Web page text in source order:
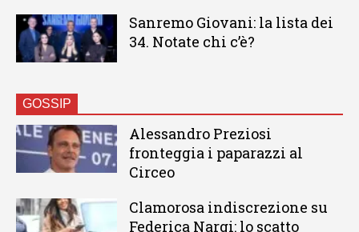
Sanremo Giovani: la lista dei
34. Notate chi c’è?
GOSSIP
Alessandro Preziosi
fronteggia i paparazzi al
Circeo
Clamorosa indiscrezione su
Federica Nargi: lo scatto